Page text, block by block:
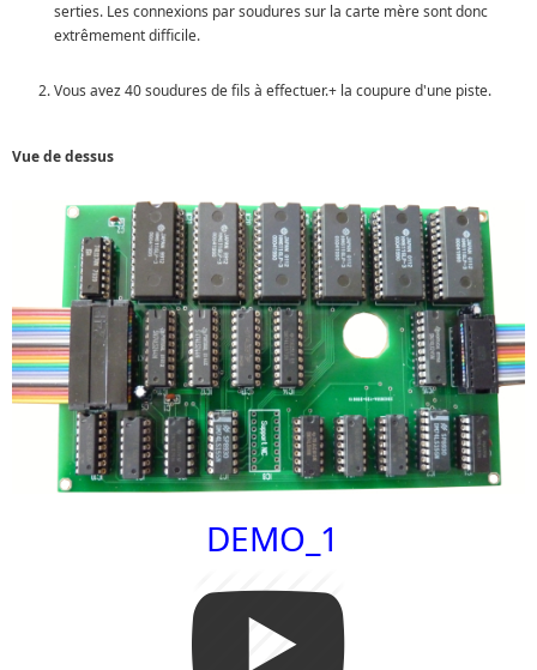
serties. Les connexions par soudures sur la carte mère sont donc
extrêmement difficile.
Vous avez 40 soudures de fils à effectuer.+ la coupure d'une piste.
Vue de dessus
DEMO_1